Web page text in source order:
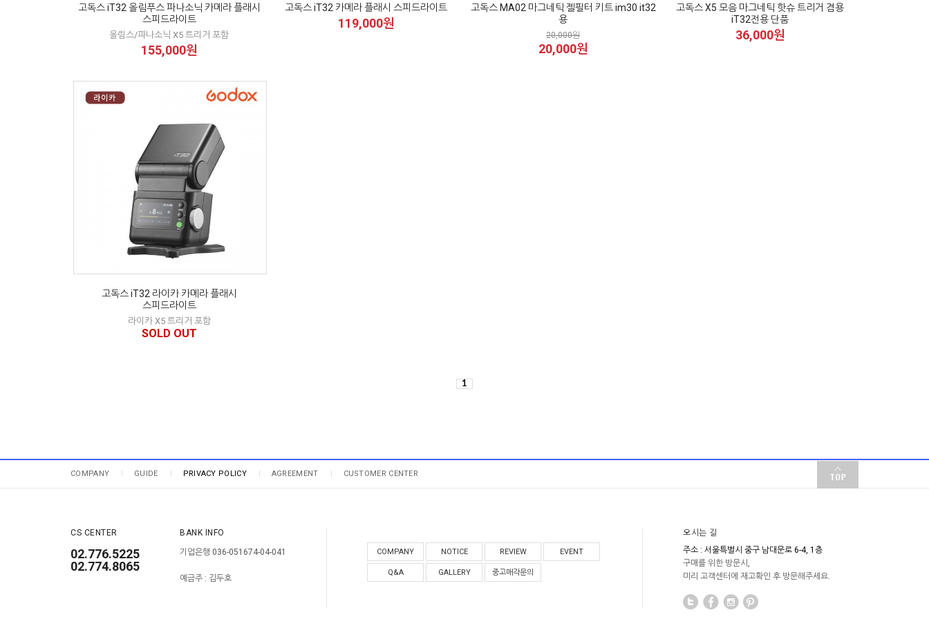
고독스 iT32 올림푸스 파나소닉 카메라 플래시
스피드라이트
올림스/파나소닉 X5 트리거 포함
155,000원
고독스 iT32 카메라 플래시 스피드라이트
119,000원
고독스 MA02 마그네틱 젤필터 키트 im30 it32
용
20,000원
20,000원
고독스 X5 모음 마그네틱 핫슈 트리거 겸용
iT32전용 단품
36,000원
고독스 iT32 라이카 카메라 플래시
스피드라이트
라이카 X5 트리거 포함
SOLD OUT
1
COMPANY GUIDE PRIVACY POLICY AGREEMENT CUSTOMER CENTER
CS CENTER
02.776.5225
02.774.8065
BANK INFO
기업은행 036-051674-04-041
예금주 : 김두호
COMPANY NOTICE REVIEW EVENT
Q&A GALLERY 중고매각문의
오시는 길
주소 : 서울특별시 중구 남대문로 6-4, 1층
구매를 위한 방문시,
미리 고객센터에 재고확인 후 방문해주세요.